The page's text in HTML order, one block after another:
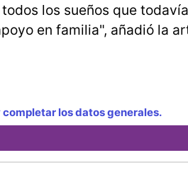
los sueños que
en familia", añadió la
los datos generales.